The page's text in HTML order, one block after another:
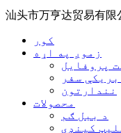
汕头市万亨达贸易有限
کور
زموږ په اړه
پروفایل
سفر
نندارتون
محصولات
د ببل ګم
کینډي